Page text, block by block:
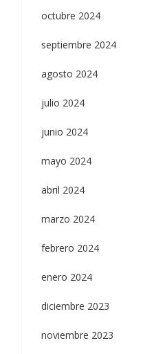
octubre 2024
septiembre 2024
agosto 2024
julio 2024
junio 2024
mayo 2024
abril 2024
marzo 2024
febrero 2024
enero 2024
diciembre 2023
noviembre 2023